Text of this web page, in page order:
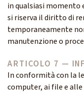
in qualsiasi momento
si riserva il diritto di
temporaneamente
manutenzione o
ARTICOLO 7 —
In conformità con la
computer, ai file e